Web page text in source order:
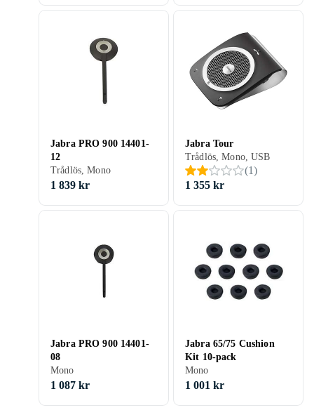
Jabra PRO 900 14401-
12
Trådlös, Mono
1 839 kr
Jabra Tour
Trådlös, Mono, USB
(1)
1 355 kr
Jabra PRO 900 14401-
08
Mono
1 087 kr
Jabra 65/75 Cushion
Kit 10-pack
Mono
1 001 kr